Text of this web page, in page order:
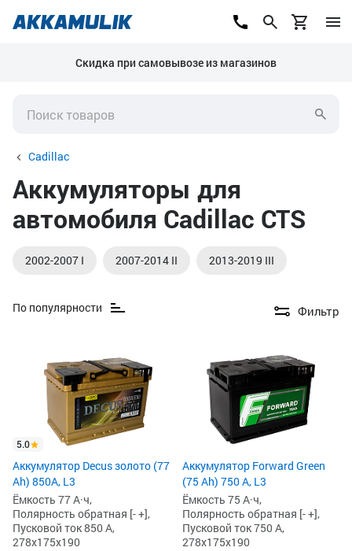
Скидка при самовывозе из магазинов
Cadillac
Аккумуляторы для
автомобиля Cadillac CTS
2002-2007 I 2007-2014 II 2013-2019 III
По популярности Фильтр
5.0
Аккумулятор Decus золото (77
Ah) 850А, L3
Ёмкость 77 А·ч,
Полярность обратная [- +],
Пусковой ток 850 А,
278x175x190
Аккумулятор Forward Green
(75 Ah) 750 А, L3
Ёмкость 75 А·ч,
Полярность обратная [- +],
Пусковой ток 750 А,
278x175x190